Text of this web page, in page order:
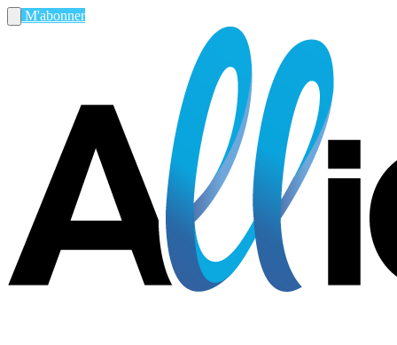
M'abonner